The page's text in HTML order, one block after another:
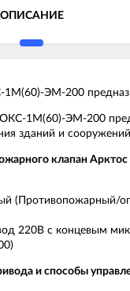
ОПИСАНИЕ
ЭМ-200
1М(60)-ЭМ-200
зданий и сооружений
клапан
(Противопожарный/
220В с концевым
и способы